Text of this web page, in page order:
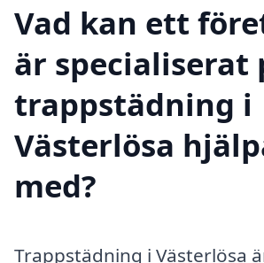
Vad kan ett
är specialiserat
trappstädning i
Västerlösa
med?
Trappstädning i Västerlösa